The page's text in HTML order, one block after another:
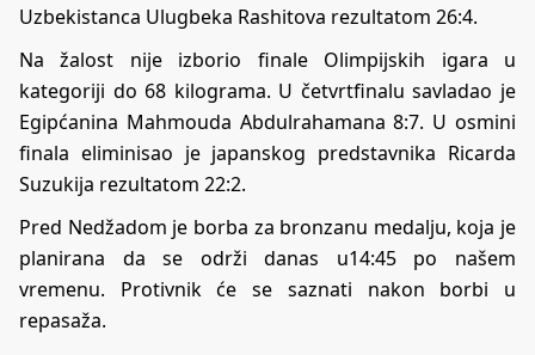
Uzbekistanca Ulugbeka Rashitova rezultatom 26:4.
Na žalost nije izborio finale Olimpijskih igara u
kategoriji do 68 kilograma. U četvrtfinalu savladao je
Egipćanina Mahmouda Abdulrahamana 8:7. U osmini
finala eliminisao je japanskog predstavnika Ricarda
Suzukija rezultatom 22:2.
Pred Nedžadom je borba za bronzanu medalju, koja je
planirana da se održi danas u14:45 po našem
vremenu. Protivnik će se saznati nakon borbi u
repasaža.